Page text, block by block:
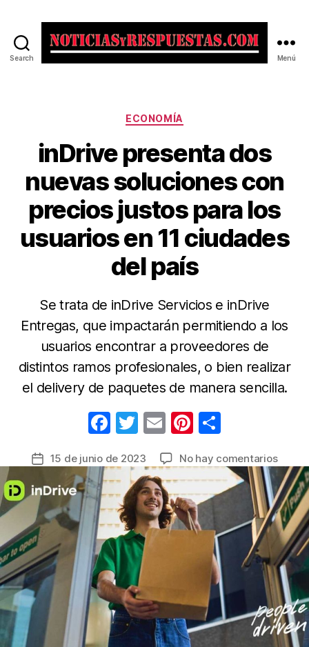
Search Menú
Categorías
ECONOMÍA
inDrive presenta dos
nuevas soluciones con
precios justos para los
usuarios en 11 ciudades
del país
Se trata de inDrive Servicios e inDrive
Entregas, que impactarán permitiendo a los
usuarios encontrar a proveedores de
distintos ramos profesionales, o bien realizar
el delivery de paquetes de manera sencilla.
F
c
e
b
o
o
k
T
itt
er
E
ail
Pi
er
e
st
m
p
tir
Fecha
la
entrada
15 de junio de 2023 No hay comentariosen
dos
con
justos
para
los
en